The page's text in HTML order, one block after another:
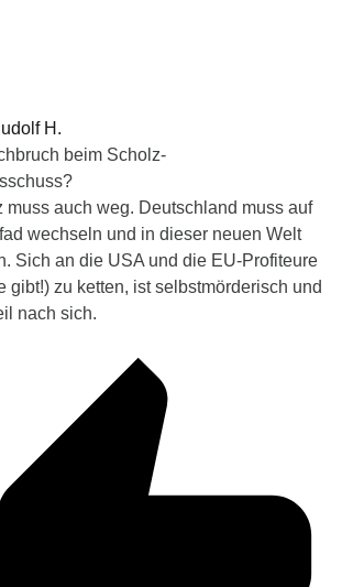
H.
beim Scholz-
muss auch weg. Deutschland muss auf
wechseln und in dieser neuen Welt
Sich an die USA und die EU-Profiteure
gibt!) zu ketten, ist selbstmörderisch und
nach sich.